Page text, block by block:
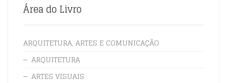
Área do Livro
ARQUITETURA, ARTES E COMUNICAÇÃO
ARQUITETURA
ARTES VISUAIS